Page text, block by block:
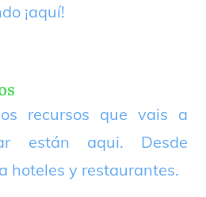
¡aquí!
recursos que vais a
están aqui. Desde
hoteles y restaurantes.